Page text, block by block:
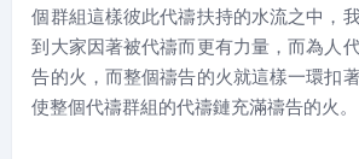
個群組這樣彼此代禱扶持的水流之中，
到大家因著被代禱而更有力量，而為人
告的火，而整個禱告的火就這樣一環扣
使整個代禱群組的代禱鏈充滿禱告的火。